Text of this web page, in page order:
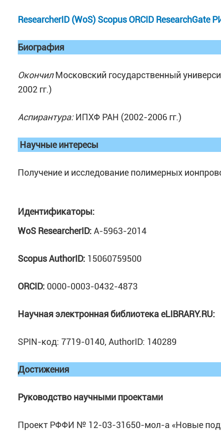
ResearcherID (WoS) Scopus ORCID ResearchGate
Биография
ОкончилМосковский государственный
2002 гг.)
Аспирантура:ИПХФ РАН (2002-2006 гг.)
Научные интересы
Получение и исследование полимерных
Идентификаторы:
WoS ResearcherID: A-5963-2014
Scopus AuthorID: 15060759500
ORCID: 0000-0003-0432-4873
Научная электронная библиотекаeLIBRARY.RU:
SPIN-код: 7719-0140, AuthorID: 140289
Достижения
Руководство научными проектами
Проект РФФИ № 12-03-31650-мол-а «Новые